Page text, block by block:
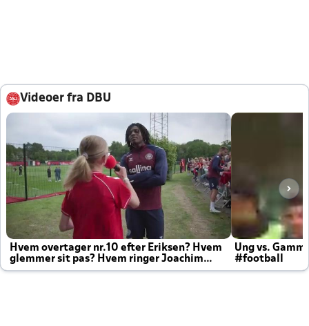
Videoer fra DBU
Hvem overtager nr.10 efter Eriksen? Hvem
glemmer sit pas? Hvem ringer Joachim
altid til efter kampe?
Ung vs.
#football